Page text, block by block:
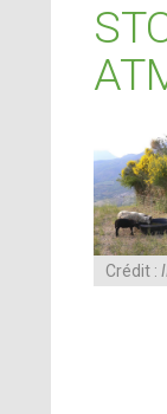
Crédit :